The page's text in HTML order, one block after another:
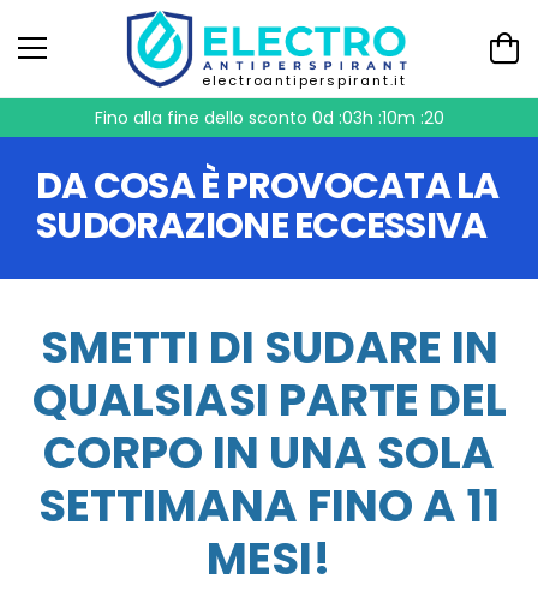
electroantiperspirant.it
Fino alla fine dello sconto 0d :03h :10m :20
DA COSA È PROVOCATA LA
SUDORAZIONE ECCESSIVA
SMETTI DI SUDARE IN
QUALSIASI PARTE DEL
CORPO IN UNA SOLA
SETTIMANA FINO A 11
MESI!